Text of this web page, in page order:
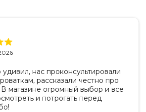
нас проконсультировали
рассказали честно про
магазине огромный выбор и все
и потрогать перед